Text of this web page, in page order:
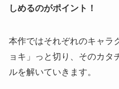
しめるのがポイント！
本作ではそれぞれのキャラ
ョキ」っと切り、そのカタ
ルを解いていきます。